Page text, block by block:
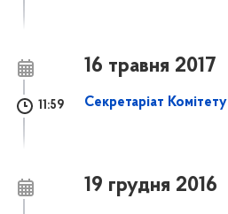
16 травня 2017
11:59 Секретаріат Комітету
19 грудня 2016